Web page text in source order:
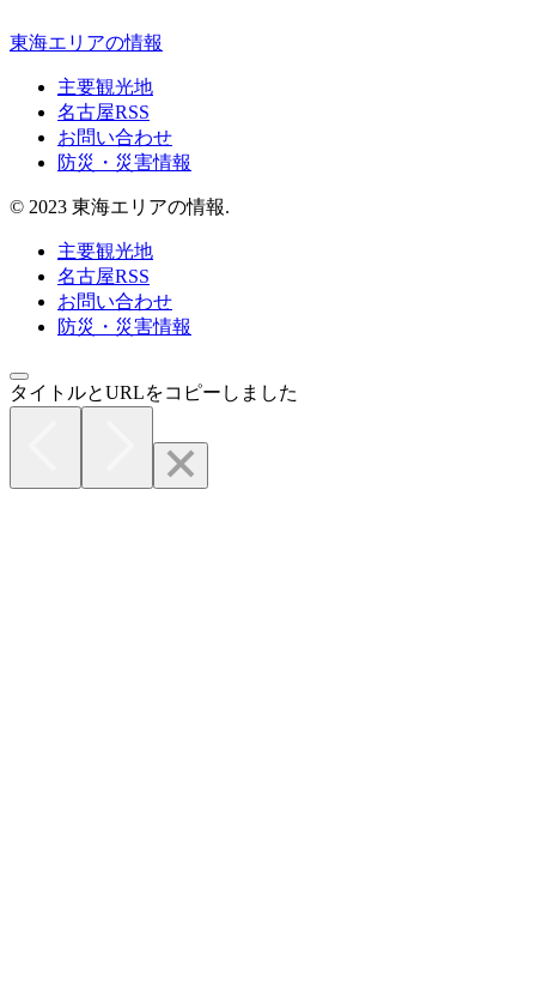
東海エリアの情報
主要観光地
名古屋RSS
お問い合わせ
防災・災害情報
© 2023 東海エリアの情報.
主要観光地
名古屋RSS
お問い合わせ
防災・災害情報
タイトルとURLをコピーしました